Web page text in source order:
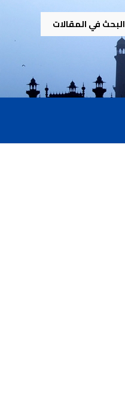
البحث في المقالات